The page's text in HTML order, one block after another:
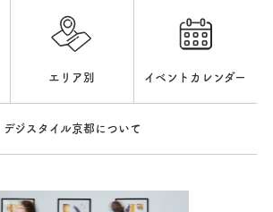
エリア別 イベントカレンダー
デジスタイル京都について